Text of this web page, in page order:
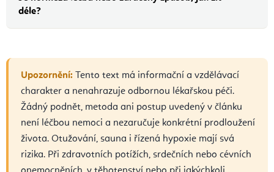
déle?
Upozornění: Tento text má informační a vzdělávací
charakter a nenahrazuje odbornou lékařskou péči.
Žádný podnět, metoda ani postup uvedený v článku
není léčbou nemoci a nezaručuje konkrétní prodloužení
života. Otužování, sauna i řízená hypoxie mají svá
rizika. Při zdravotních potížích, srdečních nebo cévních